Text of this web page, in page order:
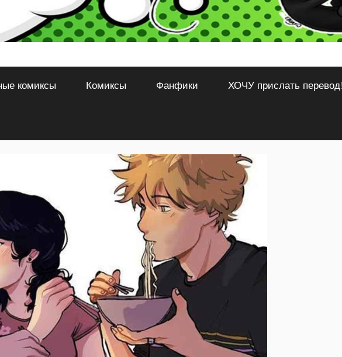
комиксы Комиксы Фанфики ХОЧУ прислать перевод!